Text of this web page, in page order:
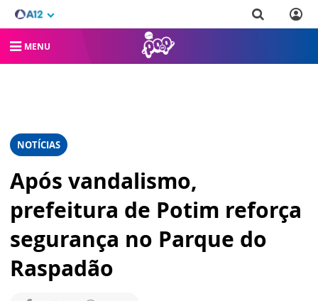
MENU
NOTÍCIAS
Após vandalismo,
prefeitura de Potim reforça
segurança no Parque do
Raspadão